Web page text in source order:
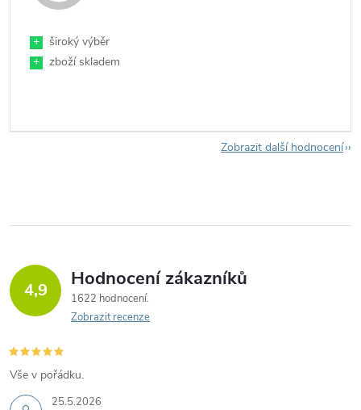
+
široký výběr
+
zboží skladem
Zobrazit další hodnocení
4,9 Hodnocení zákazníků
1622 hodnocení
Zobrazit recenze
25.5.2026
Vše v pořádku.